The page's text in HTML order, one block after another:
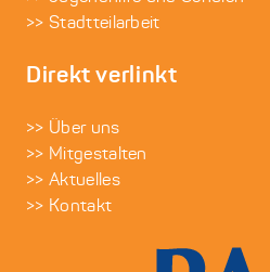
>> Stadtteilarbeit
Direkt verlinkt
>> Über uns
>> Mitgestalten
>> Aktuelles
>> Kontakt